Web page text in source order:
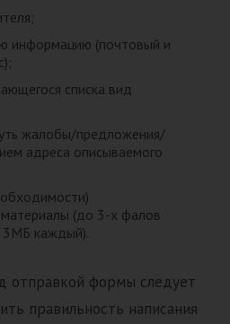
информацию (почтовый и
списка вид
жалобы/предложения/
адреса описываемого
(до 3-х фалов
3МБ каждый).
отправкой формы следует
правильность написания